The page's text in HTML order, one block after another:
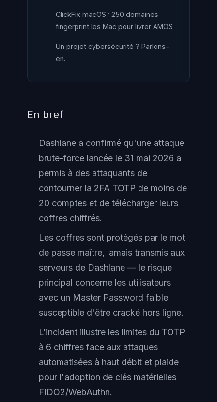
ClickFix macOS : 250 domaines
fingerprint les Mac pour livrer AMOS
Un projet cybersécurité ? Parlons-
en.
En bref
Dashlane a confirmé qu'une attaque
brute-force lancée le 31 mai 2026 a
permis à des attaquants de
contourner la 2FA TOTP de moins de
20 comptes et de télécharger leurs
coffres chiffrés.
Les coffres sont protégés par le mot
de passe maître, jamais transmis aux
serveurs de Dashlane — le risque
principal concerne les utilisateurs
avec un Master Password faible
susceptible d'être cracké hors ligne.
L'incident illustre les limites du TOTP
à 6 chiffres face aux attaques
automatisées à haut débit et plaide
pour l'adoption de clés matérielles
FIDO2/WebAuthn.